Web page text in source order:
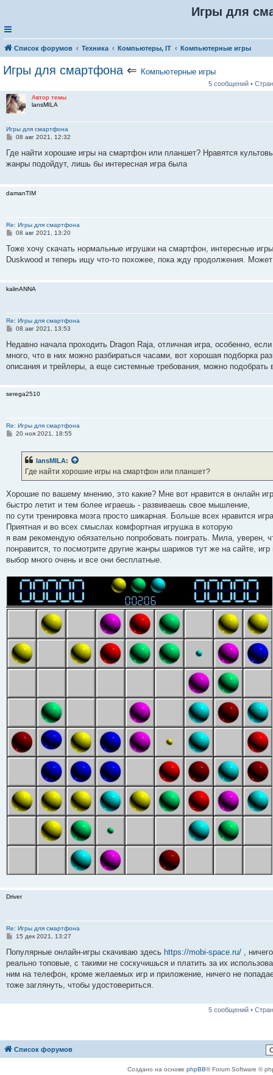
Игры для
Список форумов Техника Компьютеры, IT Компьютерные игры
Игры для смартфона ⇐ Компьютерные игры
5 сообщений •
Автор темы
lansMILA
Игры для смартфона
С
о
б
щ
е
08 авг 2021, 12:32
Где найти хорошие игры на смартфон или планшет? Нравятся
жанры подойдут, лишь бы интересная игра была
damanTIM
Re: Игры для смартфона
С
о
щ
и
е
08 авг 2021, 13:20
Тоже хочу скачать нормальные игрушки на смартфон, интересные
Duskwood и теперь ищу что-то похожее, пока жду продолжения. Может
kalinANNA
Re: Игры для смартфона
С
о
б
щ
е
е
08 авг 2021, 13:53
Недавно начала проходить Dragon Raja, отличная игра, особенно,
много, что в них можно разбираться часами, вот хорошая подборка
описания и трейлеры, а еще системные требования, можно подобрать
serega2510
Re: Игры для смартфона
С
е
20 ноя 2021, 18:55
lansMILA:
Где найти хорошие игры на смартфон или планшет?
Хорошие по вашему мнению, это какие? Мне вот нравится в онлайн
быстро летит и тем более играешь - развиваешь свое мышление,
по сути тренировка мозга просто шикарная. Больше всех нравится
Приятная и во всех смыслах комфортная игрушка в которую
я вам рекомендую обязательно попробовать поиграть. Мила, уверен,
понравится, то посмотрите другие жанры шариков тут же на сайте, игр
выбор много очень и все они бесплатные.
Driver
Re: Игры для смартфона
С
о
щ
е
и
15 дек 2021, 13:27
Популярные онлайн-игры скачиваю здесь https://mobi-space.ru/ ,
реально топовые, с такими не соскучишься и платить за их
ним на телефон, кроме желаемых игр и приложение, ничего не
тоже заглянуть, чтобы удостовериться.
5 сообщений •
Список форумов
Создано на основе phpBB® Forum Software ©